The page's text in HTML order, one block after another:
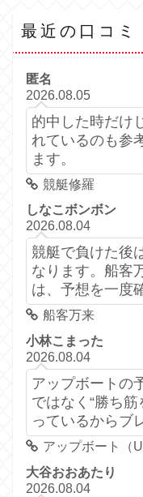
最近の口コミ
匿名
2026.08.05
的中した時だけ
れているのも参
ます。
競艇修羅
しなこボンボン
2026.08.04
競艇で負けた後
なります。船客
は、予想を一度
船客万来
小林こまった
2026.08.04
アップボートの
ではなく“勝ち
っているからブ
アップボート（
大谷おおあたり
2026.08.04